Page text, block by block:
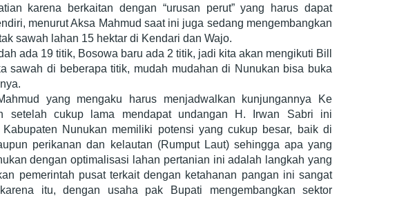
karena berkaitan dengan “urusan perut” yang harus dapat
menurut Aksa Mahmud saat ini juga sedang mengembangkan
sawah lahan 15 hektar di Kendari dan Wajo.
ada 19 titik, Bosowa baru ada 2 titik, jadi kita akan mengikuti Bill
sawah di beberapa titik, mudah mudahan di Nunukan bisa buka
yang mengaku harus menjadwalkan kunjungannya Ke
setelah cukup lama mendapat undangan H. Irwan Sabri ini
Kabupaten Nunukan memiliki potensi yang cukup besar, baik di
perikanan dan kelautan (Rumput Laut) sehingga apa yang
dengan optimalisasi lahan pertanian ini adalah langkah yang
pemerintah pusat terkait dengan ketahanan pangan ini sangat
itu, dengan usaha pak Bupati mengembangkan sektor